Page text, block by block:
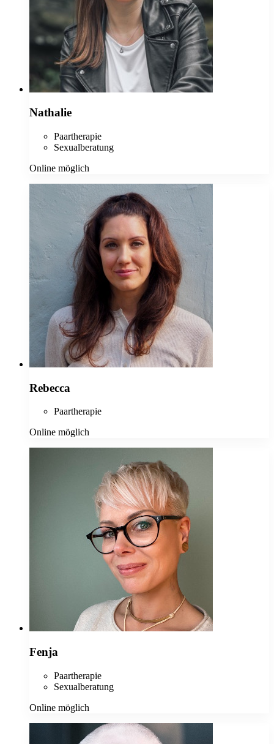
Nathalie
Paartherapie
Sexualberatung
Online möglich
Rebecca
Paartherapie
Online möglich
Fenja
Paartherapie
Sexualberatung
Online möglich